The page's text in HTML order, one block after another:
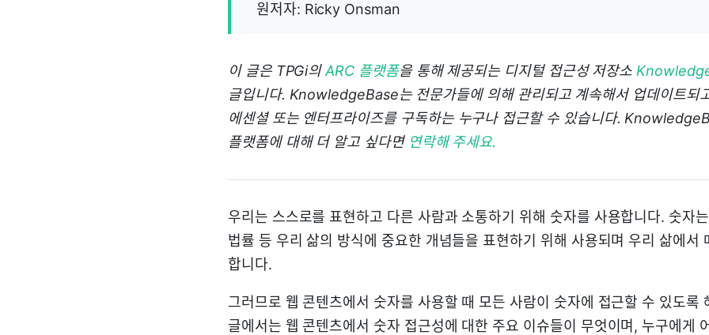
원저자: Ricky Onsman
이 글은 TPGi의ARC 플랫폼을 통해 제공되는 디지털 접근성 저장소
글입니다. KnowledgeBase는 전문가들에 의해 관리되고 계속해서 업데이트되
에센셜 또는 엔터프라이즈를 구독하는 누구나 접근할 수 있습니다.
플랫폼에 대해 더 알고 싶다면 연락해 주세요.
우리는 스스로를 표현하고 다른 사람과 소통하기 위해 숫자를 사용합니다. 숫자
법률 등 우리 삶의 방식에 중요한 개념들을 표현하기 위해 사용되며 우리 삶에서
합니다.
그러므로 웹 콘텐츠에서 숫자를 사용할 때 모든 사람이 숫자에 접근할 수 있도록
글에서는 웹 콘텐츠에서 숫자 접근성에 대한 주요 이슈들이 무엇이며, 누구에게